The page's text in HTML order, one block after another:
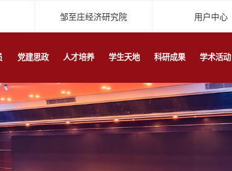
邹至庄经济研究院 用户中心
党建思政 人才培养 学生天地 科研成果 学术活动